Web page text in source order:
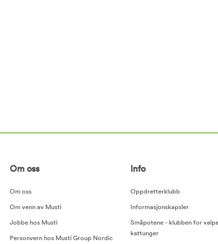
Om oss
Om oss
Om venn av Musti
Jobbe hos Musti
Personvern hos Musti Group Nordic
Info
Oppdretterklubb
Informasjonskapsler
Småpotene - klubben for
kattunger